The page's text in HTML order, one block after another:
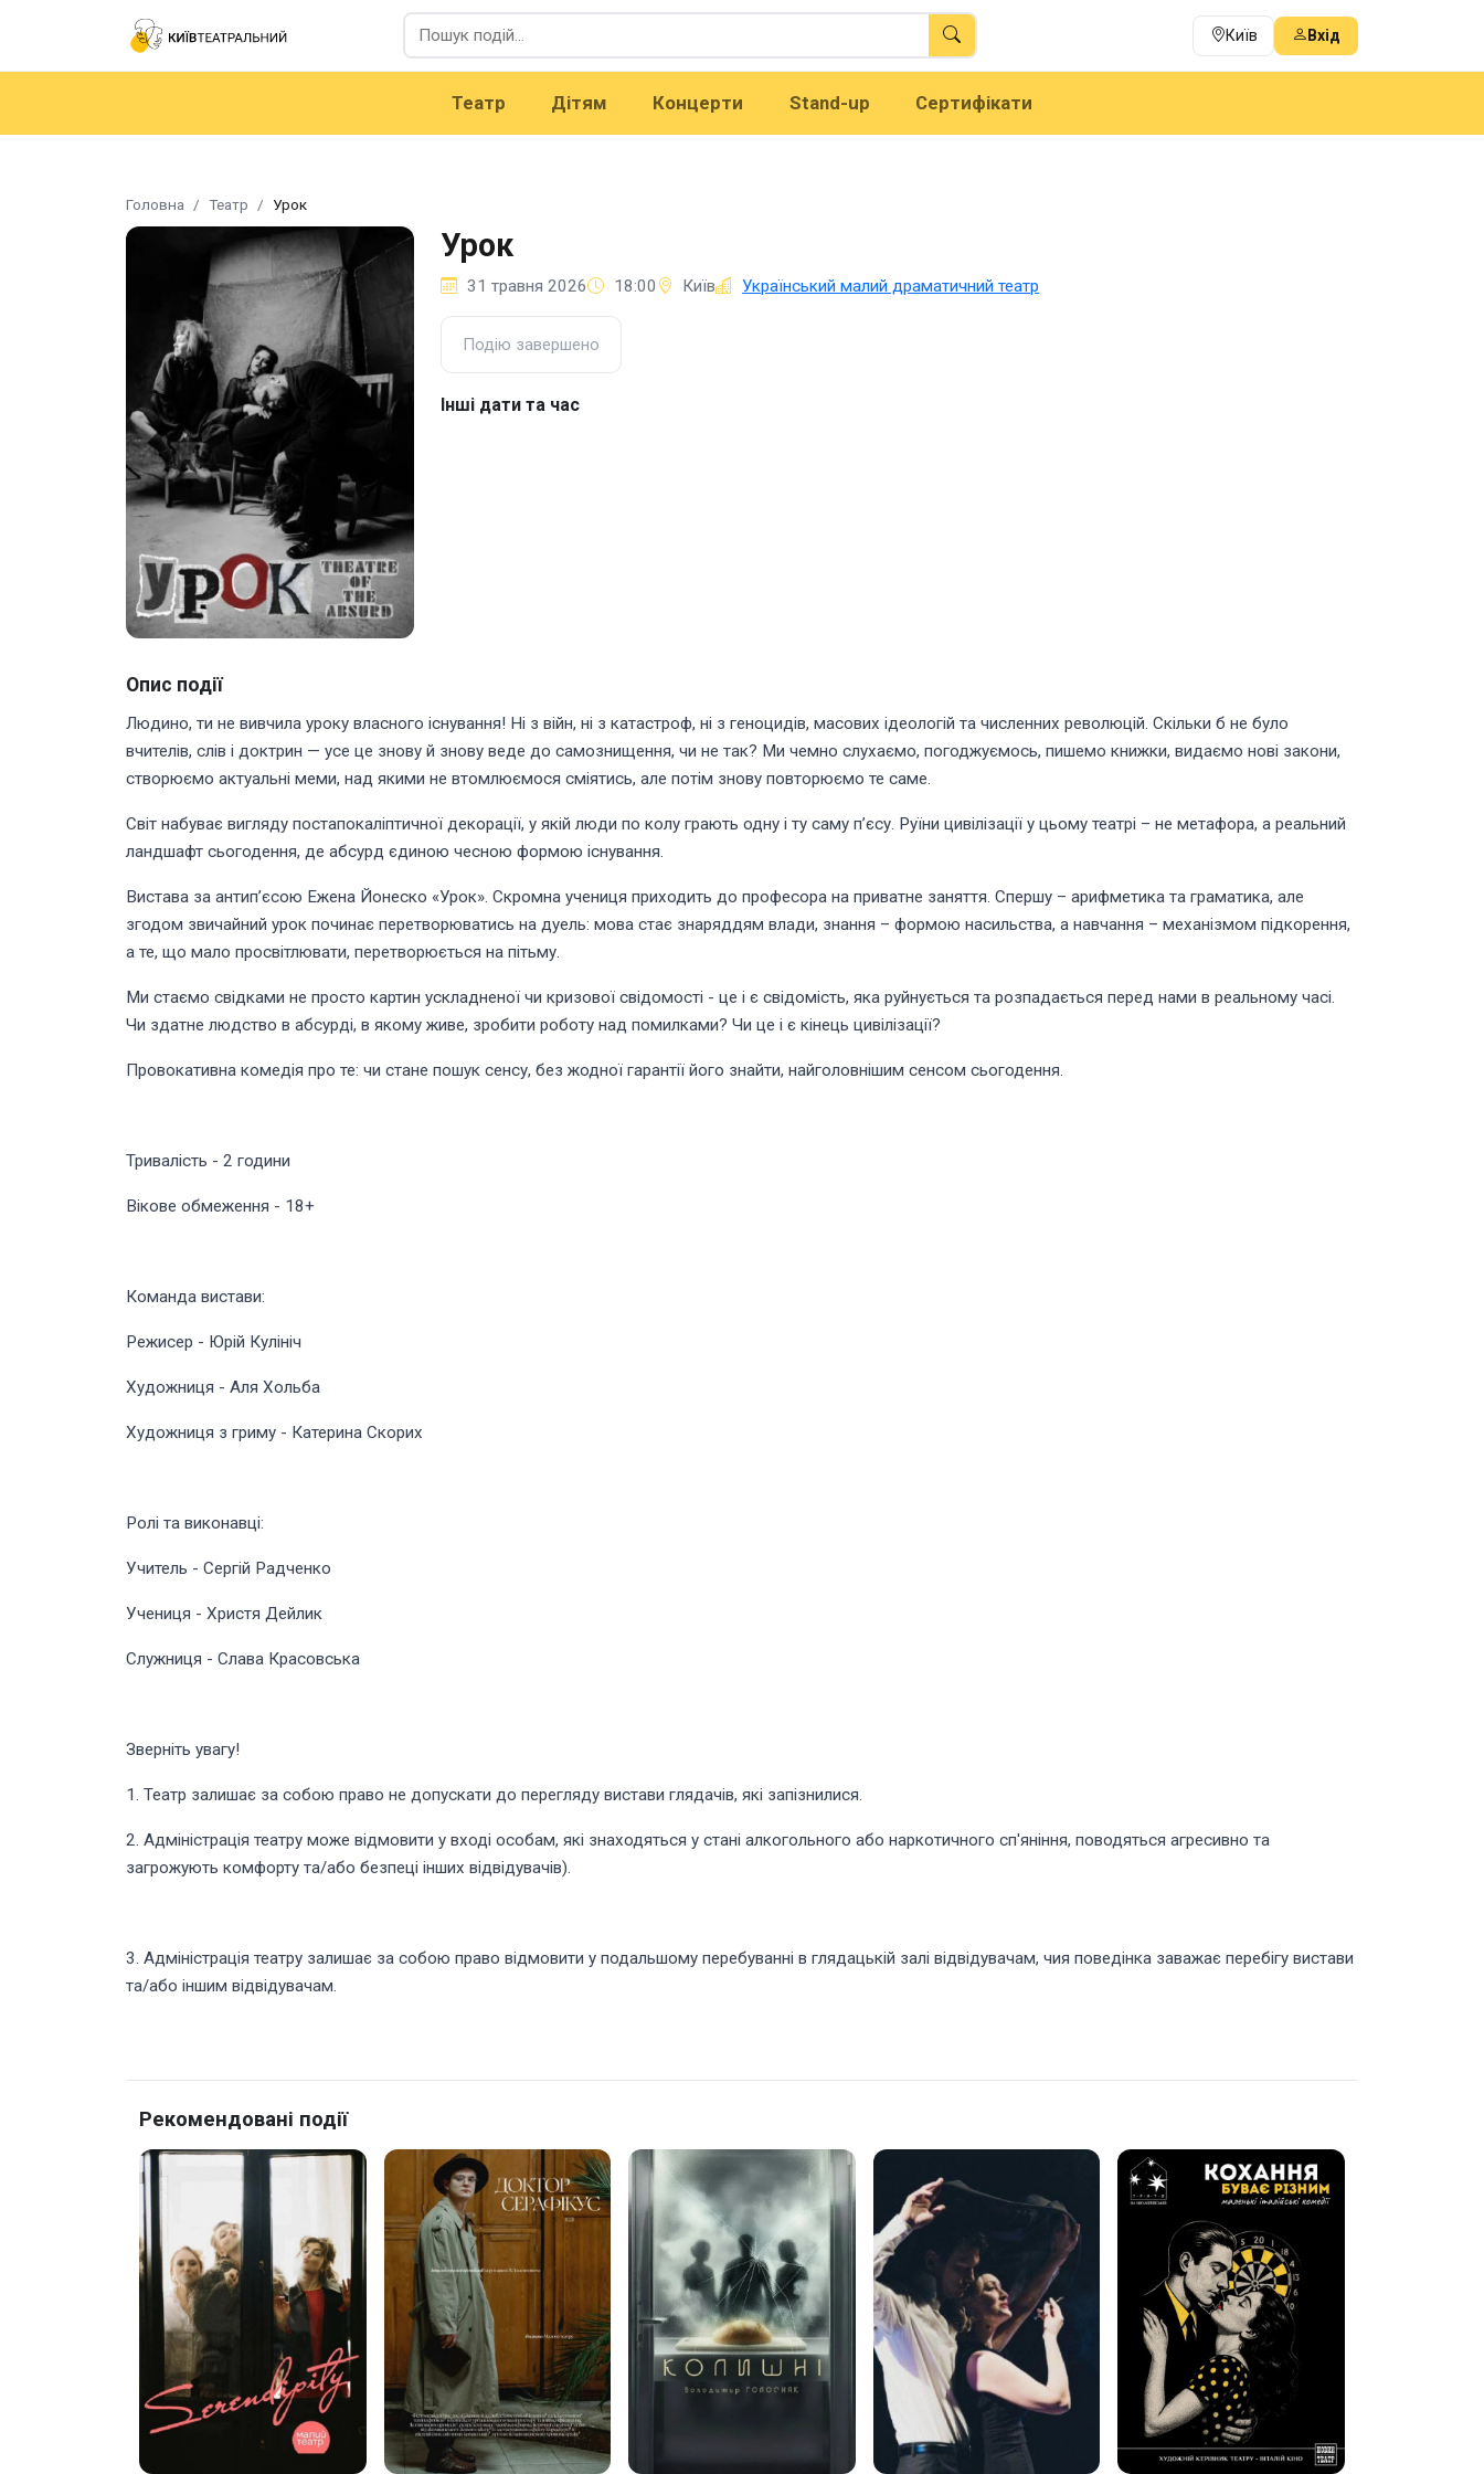
Київ Вхід
Театр Дітям Концерти Stand-up Сертифікати
Головна Театр Урок
Урок
31 травня 2026 18:00 Київ Український малий драматичний театр
Подію завершено
Інші дати та час
Опис події
Людино, ти не вивчила уроку власного існування! Ні з війн, ні з катастроф, ні з геноцидів, масових ідеологій та численних революцій. Скільки б не було
вчителів, слів і доктрин — усе це знову й знову веде до самознищення, чи не так? Ми чемно слухаємо, погоджуємось, пишемо книжки, видаємо нові закони,
створюємо актуальні меми, над якими не втомлюємося сміятись, але потім знову повторюємо те саме.
Світ набуває вигляду постапокаліптичної декорації, у якій люди по колу грають одну і ту саму пʼєсу. Руїни цивілізації у цьому театрі – не метафора, а реальний
ландшафт сьогодення, де абсурд єдиною чесною формою існування.
Вистава за антип’єсою Ежена Йонеско «Урок». Скромна учениця приходить до професора на приватне заняття. Спершу – арифметика та граматика, але
згодом звичайний урок починає перетворюватись на дуель: мова стає знаряддям влади, знання – формою насильства, а навчання – механізмом підкорення,
а те, що мало просвітлювати, перетворюється на пітьму.
Ми стаємо свідками не просто картин ускладненої чи кризової свідомості - це і є свідомість, яка руйнується та розпадається перед нами в реальному часі.
Чи здатне людство в абсурді, в якому живе, зробити роботу над помилками? Чи це і є кінець цивілізації?
Провокативна комедія про те: чи стане пошук сенсу, без жодної гарантії його знайти, найголовнішим сенсом сьогодення.
Тривалість - 2 години
Вікове обмеження - 18+
Команда вистави:
Режисер - Юрій Кулініч
Художниця - Аля Хольба
Художниця з гриму - Катерина Скорих
Ролі та виконавці:
Учитель - Сергій Радченко
Учениця - Христя Дейлик
Служниця - Слава Красовська
Зверніть увагу!
1. Театр залишає за собою право не допускати до перегляду вистави глядачів, які запізнилися.
2. Адміністрація театру може відмовити у вході особам, які знаходяться у стані алкогольного або наркотичного сп'яніння, поводяться агресивно та
загрожують комфорту та/або безпеці інших відвідувачів).
3. Адміністрація театру залишає за собою право відмовити у подальшому перебуванні в глядацькій залі відвідувачам, чия поведінка заважає перебігу вистави
та/або іншим відвідувачам.
Рекомендовані події